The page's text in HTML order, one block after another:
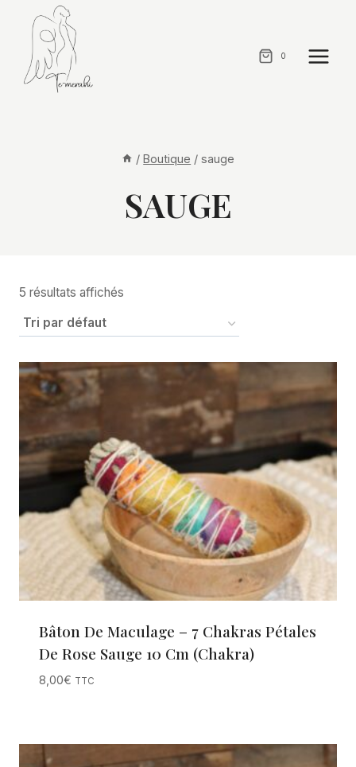
contenu
0
/ Boutique / sauge
SAUGE
5 résultats affichés
Bâton De Maculage – 7 Chakras Pétales
De Rose Sauge 10 Cm (Chakra)
8,00€ TTC